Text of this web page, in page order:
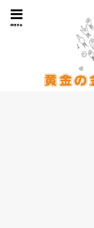
menu